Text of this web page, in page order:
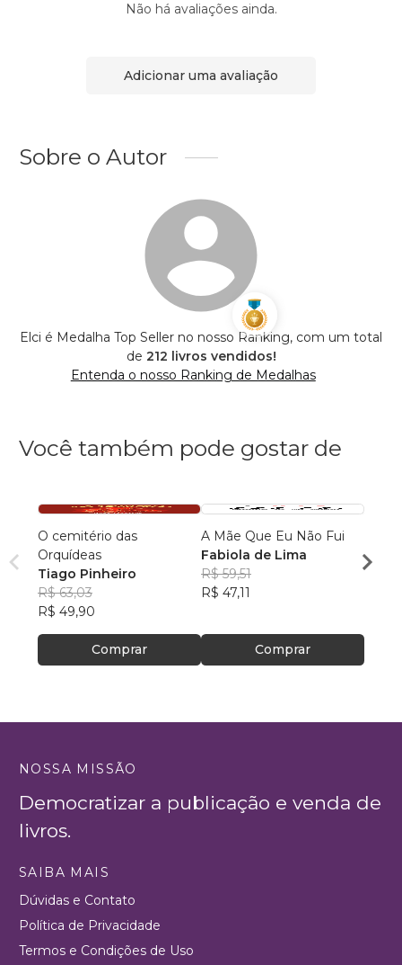
Não há avaliações ainda.
Adicionar uma avaliação
Sobre o Autor
Elci é Medalha Top Seller no nosso Ranking, com um total
de 212 livros vendidos!
Entenda o nosso Ranking de Medalhas
Você também pode gostar de
O cemitério das
Orquídeas
Tiago Pinheiro
R$ 63,03
R$ 49,90
Comprar
A Mãe Que Eu Não Fui
Fabiola de Lima
R$ 59,51
R$ 47,11
Comprar
NOSSA MISSÃO
Democratizar a publicação e venda de
livros.
SAIBA MAIS
Dúvidas e Contato
Política de Privacidade
Termos e Condições de Uso